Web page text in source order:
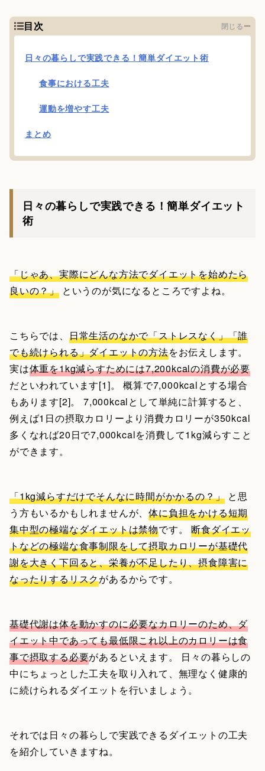
目次 閉じる
日々の暮らしで実践できる！簡単ダイエット術
食事における工夫
運動を増やす工夫
まとめ
日々の暮らしで実践できる！簡単ダイエット
術
「じゃあ、実際にどんな方法でダイエットを始めたら
良いの？」 というのが気になるところですよね。
こちらでは、 日常生活のなかで「ストレスなく」「誰
でも続けられる」ダイエットの方法をお伝えします。
実は体重を1kg減らすためには7,200kcalの消費が必要
だといわれています[1]。 概算で7,000kcalとする場合
もあります[2]。 7,000kcalとして単純に計算すると、
例えば1日の摂取カロリーより消費カロリーが350kcal
多くなれば20日で7,000kcalを消費して1kg減らすこと
ができます。
「1kg減らすだけでそんなに時間がかかるの？」 と思
う方もいるかもしれませんが、体に負担をかける短期
集中型の極端なダイエットは禁物です。断食ダイエッ
トなどの極端な食事制限をして摂取カロリーが基礎代
謝を大きく下回ると、栄養が不足したり、摂食障害に
なったりするリスクがあるからです。
基礎代謝は体を動かすのに必要なカロリーのため、ダ
イエット中であっても最低限これ以上のカロリーは食
事で摂取する必要があるといえます。 日々の暮らしの
中にちょっとした工夫を取り入れて、無理なく健康的
に続けられるダイエットを行いましょう。
それでは日々の暮らしで実践できるダイエットの工夫
を紹介していきますね。